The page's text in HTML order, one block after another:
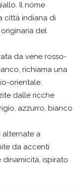
Il nome
città indiana di
del
da vene rosso-
richiama una
orientale.
dalle ricche
azzurro, bianco
alternate a
da accenti
ispirato